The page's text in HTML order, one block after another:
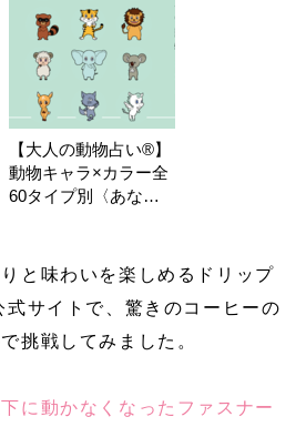
【大人の動物占い®】
動物キャラ×カラー全
60タイプ別〈あなた
と味わいを楽しめるドリップ
サイトで、驚きのコーヒーの
挑戦してみました。
下に動かなくなったファスナー